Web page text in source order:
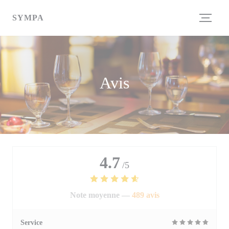
SYMPA
Avis
4.7 /5
Note moyenne — 489 avis
Service